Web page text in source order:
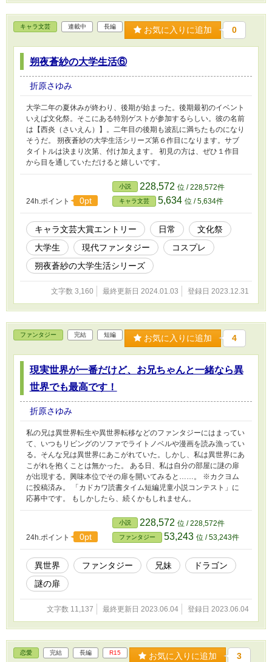
キャラ文芸 連載中 長編 お気に入りに追加 0
朔夜蒼紗の大学生活⑥
折原さゆみ
大学二年の夏休みが終わり、後期が始まった。後期最初のイベント
いえば文化祭。そこにある特別ゲストが参加するらしい。彼の名前
は【西炎（さいえん）】。二年目の後期も波乱に満ちたものになり
そうだ。 朔夜蒼紗の大学生活シリーズ第６作目になります。サブ
タイトルは決まり次第、付け加えます。 初見の方は、ぜひ１作目
から目を通していただけると嬉しいです。
24h.ポイント 0pt
小説 228,572 位 / 228,572件
キャラ文芸 5,634 位 / 5,634件
キャラ文芸大賞エントリー 日常
文化祭
大学生
現代ファンタジー
コスプレ
朔夜蒼紗の大学生活シリーズ
文字数 3,160 最終更新日 2024.01.03 登録日 2023.12.31
ファンタジー 完結 短編 お気に入りに追加 4
現実世界が一番だけど、お兄ちゃんと一緒なら異
世界でも最高です！
折原さゆみ
私の兄は異世界転生や異世界転移などのファンタジーにはまってい
て、いつもリビングのソファでライトノベルや漫画を読み漁ってい
る。そんな兄は異世界にあこがれていた。しかし、私は異世界にあ
こがれを抱くことは無かった。 ある日、私は自分の部屋に謎の扉
が出現する。興味本位でその扉を開いてみると……。 ※カクヨム
に投稿済み。 「カドカワ読書タイム短編児童小説コンテスト」に
応募中です。 もしかしたら、続くかもしれません。
24h.ポイント 0pt
小説 228,572 位 / 228,572件
ファンタジー 53,243 位 / 53,243件
異世界 ファンタジー 兄妹
ドラゴン
謎の扉
文字数 11,137 最終更新日 2023.06.04 登録日 2023.06.04
恋愛 完結 長編 R15 お気に入りに追加 3